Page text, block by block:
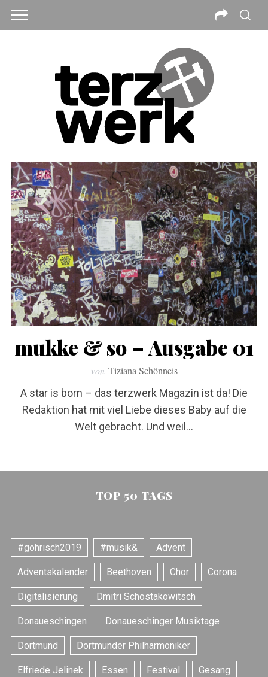
mukke & so – Ausgabe 01
von Tiziana Schönneis
A star is born – das terzwerk Magazin ist da! Die
Redaktion hat mit viel Liebe dieses Baby auf die
Welt gebracht. Und weil...
TOP 50 TAGS
#gohrisch2019 #musik& Advent
Adventskalender Beethoven Chor Corona
Digitalisierung Dmitri Schostakowitsch
Donaueschingen Donaueschinger Musiktage
Dortmund Dortmunder Philharmoniker
Elfriede Jelinek Essen Festival Gesang